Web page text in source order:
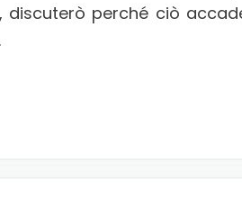
discuterò perché ciò
.